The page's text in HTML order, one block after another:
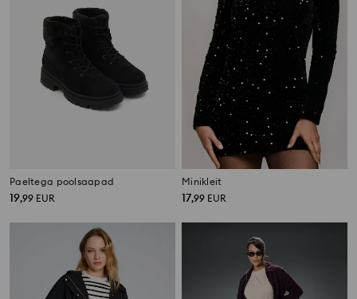
Paeltega poolsaapad
19,99 EUR
Minikleit
17,99 EUR